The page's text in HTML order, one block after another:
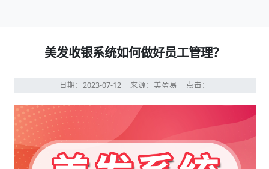
美发收银系统如何做好员工管理？
日期：2023-07-12 来源：美盈易 点击：